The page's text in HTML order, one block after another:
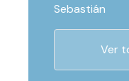
Sebastián
Ver